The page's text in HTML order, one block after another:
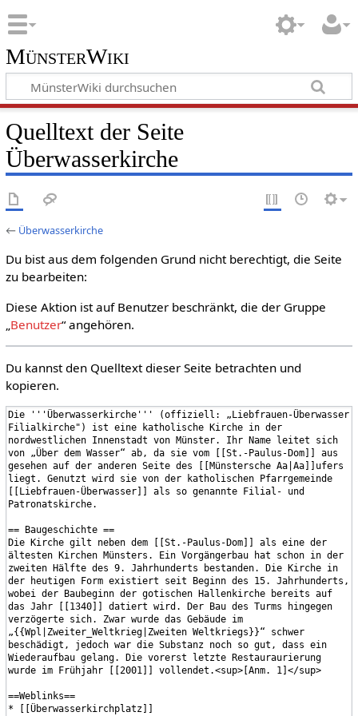
MünsterWiki
Quelltext der Seite
Überwasserkirche
← Überwasserkirche
Du bist aus dem folgenden Grund nicht berechtigt, die Seite
zu bearbeiten:
Diese Aktion ist auf Benutzer beschränkt, die der Gruppe
Benutzer“ angehören.
Du kannst den Quelltext dieser Seite betrachten und
kopieren.